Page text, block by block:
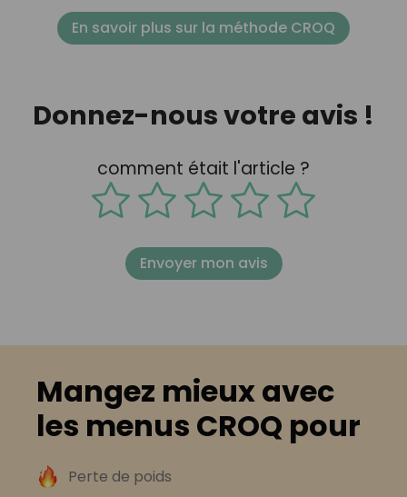
En savoir plus sur la méthode CROQ
Donnez-nous votre avis !
comment était l'article ?
Envoyer mon avis
Mangez mieux avec
les menus CROQ pour
Perte de poids